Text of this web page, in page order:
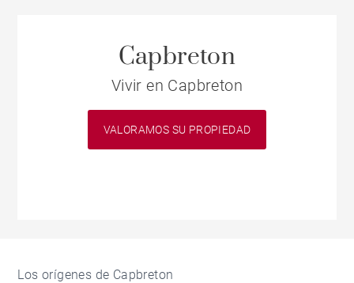
Capbreton
Vivir en Capbreton
VALORAMOS SU PROPIEDAD
Los orígenes de Capbreton